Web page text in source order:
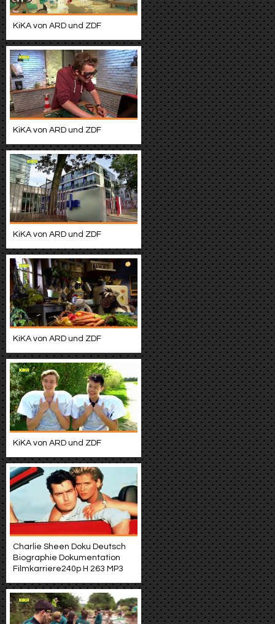
KiKA von ARD und ZDF
KiKA von ARD und ZDF
KiKA von ARD und ZDF
KiKA von ARD und ZDF
KiKA von ARD und ZDF
Charlie Sheen Doku Deutsch
Biographie Dokumentation
Filmkarriere240p H 263 MP3